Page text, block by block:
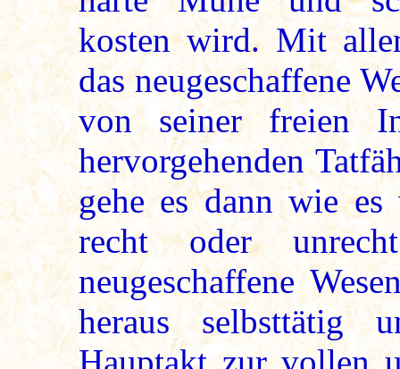
kosten wird. Mit
das neugeschaffene
von seiner freien
hervorgehenden
gehe es dann wie
recht oder
neugeschaffene
heraus selbsttätig